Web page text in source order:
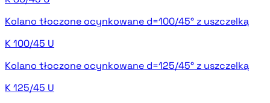
Kolano tłoczone ocynkowane d=100/45° z uszczelką
K 100/45 U
Kolano tłoczone ocynkowane d=125/45° z uszczelką
K 125/45 U